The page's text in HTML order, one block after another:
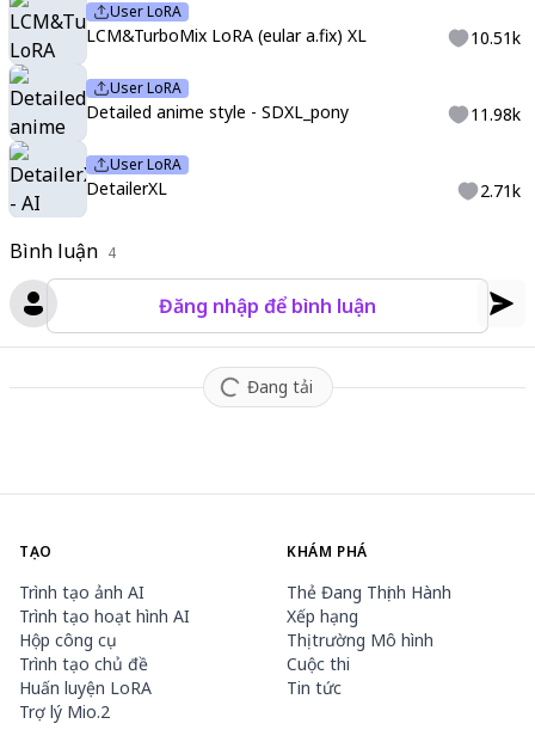
Bình luận 4
Đăng nhập để bình luận
Đang tải
User LoRA
LCM&TurboMix LoRA (eular a.fix) XL 10.51k
User LoRA
Detailed anime style - SDXL_pony 11.98k
User LoRA
DetailerXL 2.71k
TẠO
Trình tạo ảnh AI
Trình tạo hoạt hình AI
Hộp công cụ
Trình tạo chủ đề
Huấn luyện LoRA
Trợ lý Mio.2
KHÁM PHÁ
Thẻ Đang Thịnh Hành
Xếp hạng
Thị trường Mô hình
Cuộc thi
Tin tức